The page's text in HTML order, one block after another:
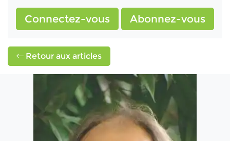
Connectez-vous Abonnez-vous
Retour aux articles